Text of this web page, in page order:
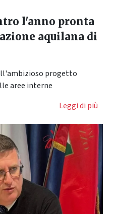
l'anno pronta
aquilana di
progetto
aree interne
Leggi di più